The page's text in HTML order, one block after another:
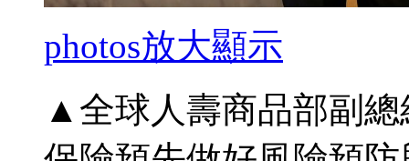
photos放大顯示
▲全球人壽商品部副